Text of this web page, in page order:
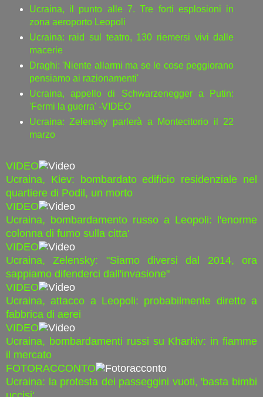
Ucraina, il punto alle 7. Tre forti esplosioni in
zona aeroporto Leopoli
Ucraina: raid sul teatro, 130 riemersi vivi dalle
macerie
Draghi: 'Niente allarmi ma se le cose peggiorano
pensiamo ai razionamenti'
Ucraina, appello di Schwarzenegger a Putin:
'Fermi la guerra' -VIDEO
Ucraina: Zelensky parlerà a Montecitorio il 22
marzo
VIDEO
Video
Ucraina, Kiev: bombardato edificio residenziale nel
quartiere di Podil, un morto
VIDEO
Video
Ucraina, bombardamento russo a Leopoli: l'enorme
colonna di fumo sulla citta'
VIDEO
Video
Ucraina, Zelensky: "Siamo diversi dal 2014, ora
sappiamo difenderci dall'invasione"
VIDEO
Video
Ucraina, attacco a Leopoli: probabilmente diretto a
fabbrica di aerei
VIDEO
Video
Ucraina, bombardamenti russi su Kharkiv: in fiamme
il mercato
FOTORACCONTO
Fotoracconto
Ucraina: la protesta dei passeggini vuoti, 'basta bimbi